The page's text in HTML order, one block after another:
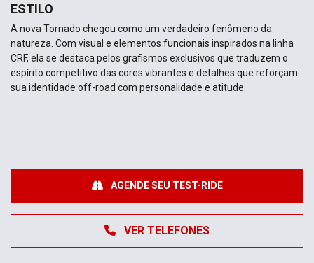
ESTILO
A nova Tornado chegou como um verdadeiro fenômeno da
natureza. Com visual e elementos funcionais inspirados na linha
CRF, ela se destaca pelos grafismos exclusivos que traduzem o
espírito competitivo das cores vibrantes e detalhes que reforçam
sua identidade off-road com personalidade e atitude.
VER TELEFONES
AGENDE SEU TEST-RIDE